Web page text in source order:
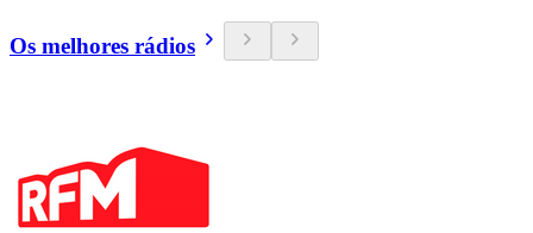
Os melhores rádios